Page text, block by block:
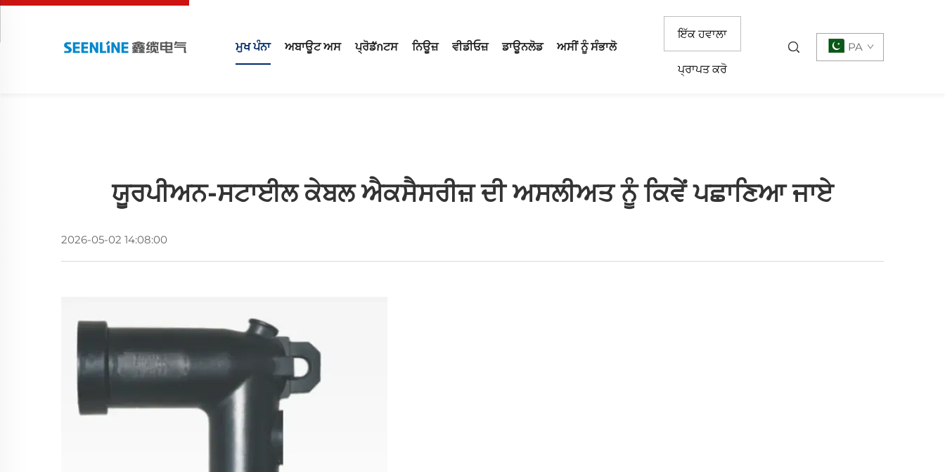
ਮੁਖ ਪੰਨਾ ਅਬਾਊਟ ਅਸ ਪ੍ਰੋਡักਟਸ ਨਿਊਜ਼ ਵੀਡੀਓਜ਼ ਡਾਊਨਲੋਡ ਅਸੀਂ ਨੂੰ ਸੰਭਾਲੋ
ਇੱਕ ਹਵਾਲਾ
ਪ੍ਰਾਪਤ ਕਰੋ
PA
ਯੂਰਪੀਅਨ-ਸਟਾਈਲ ਕੇਬਲ ਐਕਸੈਸਰੀਜ਼ ਦੀ ਅਸਲੀਅਤ ਨੂੰ ਕਿਵੇਂ ਪਛਾਣਿਆ ਜਾਏ
2026-05-02 14:08:00